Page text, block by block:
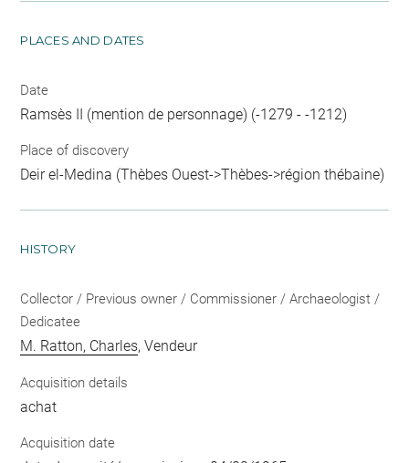
PLACES AND DATES
Date
Ramsès II (mention de personnage) (-1279 - -1212)
Place of discovery
Deir el-Medina (Thèbes Ouest->Thèbes->région thébaine)
HISTORY
Collector / Previous owner / Commissioner / Archaeologist /
Dedicatee
M. Ratton, Charles, Vendeur
Acquisition details
achat
Acquisition date